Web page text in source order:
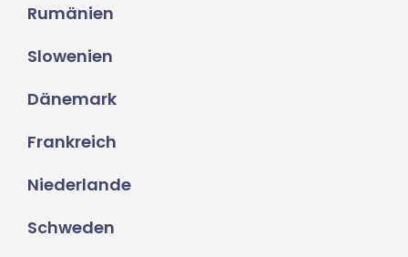
Rumänien
Slowenien
Dänemark
Frankreich
Niederlande
Schweden